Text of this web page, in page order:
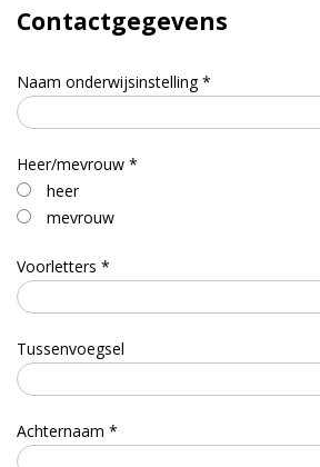
Contactgegevens
Naam onderwijsinstelling *
Heer/mevrouw *
heer
mevrouw
Voorletters *
Tussenvoegsel
Achternaam *